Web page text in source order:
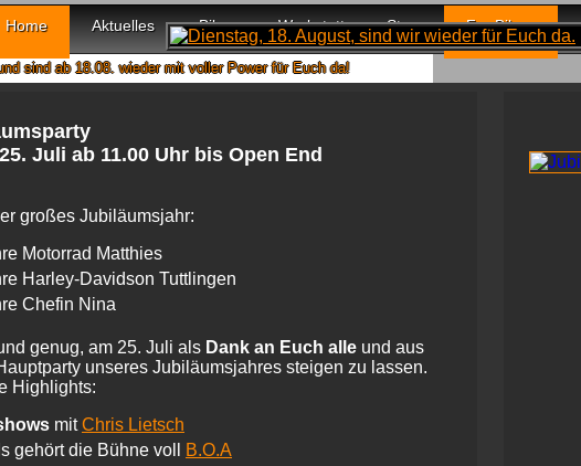
Home Aktuelles Bikes Werkstatt Store For Bikers
mit voller Power für Euch da!
Juli ab 11.00 Uhr bis Open End
großes Jubiläumsjahr:
Motorrad Matthies
Harley-Davidson Tuttlingen
Chefin Nina
genug, am 25. Juli als Dank an Euch alle und aus
unseres Jubiläumsjahres steigen zu lassen.
Highlights:
mitChris Lietsch
gehört die Bühne voll
B.O.A